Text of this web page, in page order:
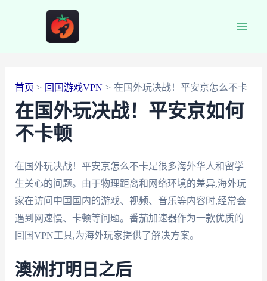
首页 回国游戏VPN 在国外玩决战！平安京怎么不卡
在国外玩决战！平安京如何
不卡顿
在国外玩决战！平安京怎么不卡是很多海外华人和留学
生关心的问题。由于物理距离和网络环境的差异,海外玩
家在访问中国国内的游戏、视频、音乐等内容时,经常会
遇到网速慢、卡顿等问题。番茄加速器作为一款优质的
回国VPN工具,为海外玩家提供了解决方案。
澳洲打明日之后